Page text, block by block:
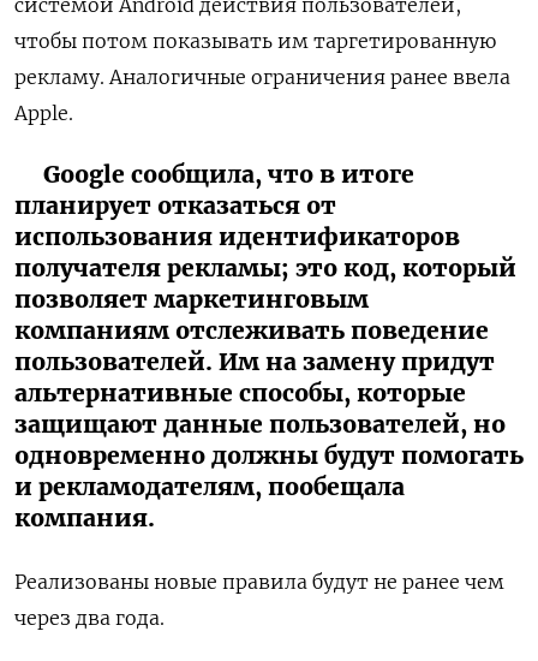
чтобы потом показывать им таргетированную
рекламу. Аналогичные ограничения ранее ввела
Apple.
Google сообщила, что в итоге
планирует отказаться от
использования идентификаторов
получателя рекламы; это код, который
позволяет маркетинговым
компаниям отслеживать поведение
пользователей. Им на замену придут
альтернативные способы, которые
защищают данные пользователей, но
одновременно должны будут помогать
и рекламодателям, пообещала
компания.
Реализованы новые правила будут не ранее чем
через два года.